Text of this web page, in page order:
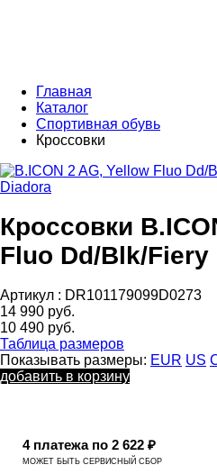
Главная
Каталог
Спортивная обувь
Кроссовки
Diadora
Кроссовки
Fluo Dd/Blk/Fiery
Артикул : DR101179099D0273
14 990 руб.
10 490 руб.
Таблица размеров
Показывать размеры: EUR US
добавить в корзину
4 платежа по 2 622 ₽
МОЖЕТ БЫТЬ СЕРВИСНЫЙ СБОР